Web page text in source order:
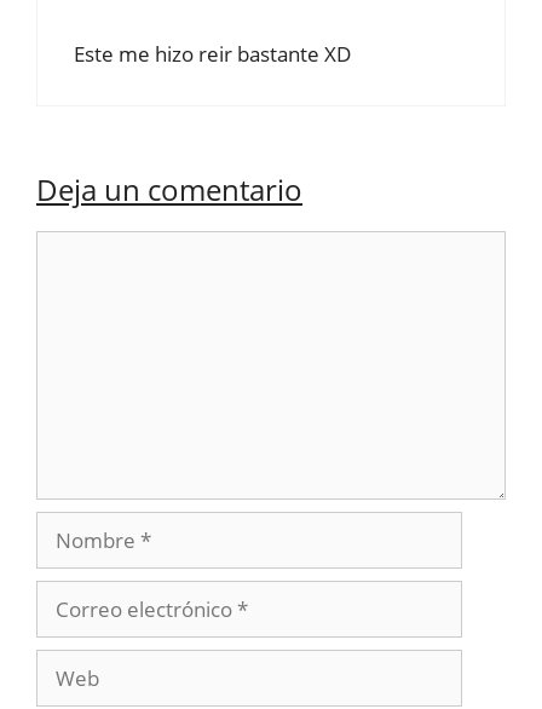
Este me hizo reir bastante XD
Deja un comentario
Nombre
electrónico